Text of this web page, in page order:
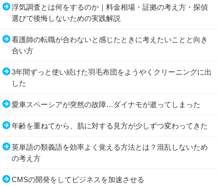
浮気調査とは何をするのか｜料金相場・証拠の考え方・探偵
選びで後悔しないための実践解説
看護師の転職が合わないと感じたときに考えたいことと向き
合い方
3年間ずっと使い続けた羽毛布団をようやくクリーニングに出
した
愛車スペーシアが突然の故障…ダイナモが逝ってしまった
年齢を重ねてから、肌に対する見方が少しずつ変わってきた
英単語の類義語を効率よく覚える方法とは？混乱しないため
の考え方
CMSの開発をしてビジネスを加速させる